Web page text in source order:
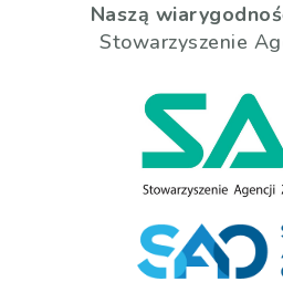
Naszą
Stowarzyszenie